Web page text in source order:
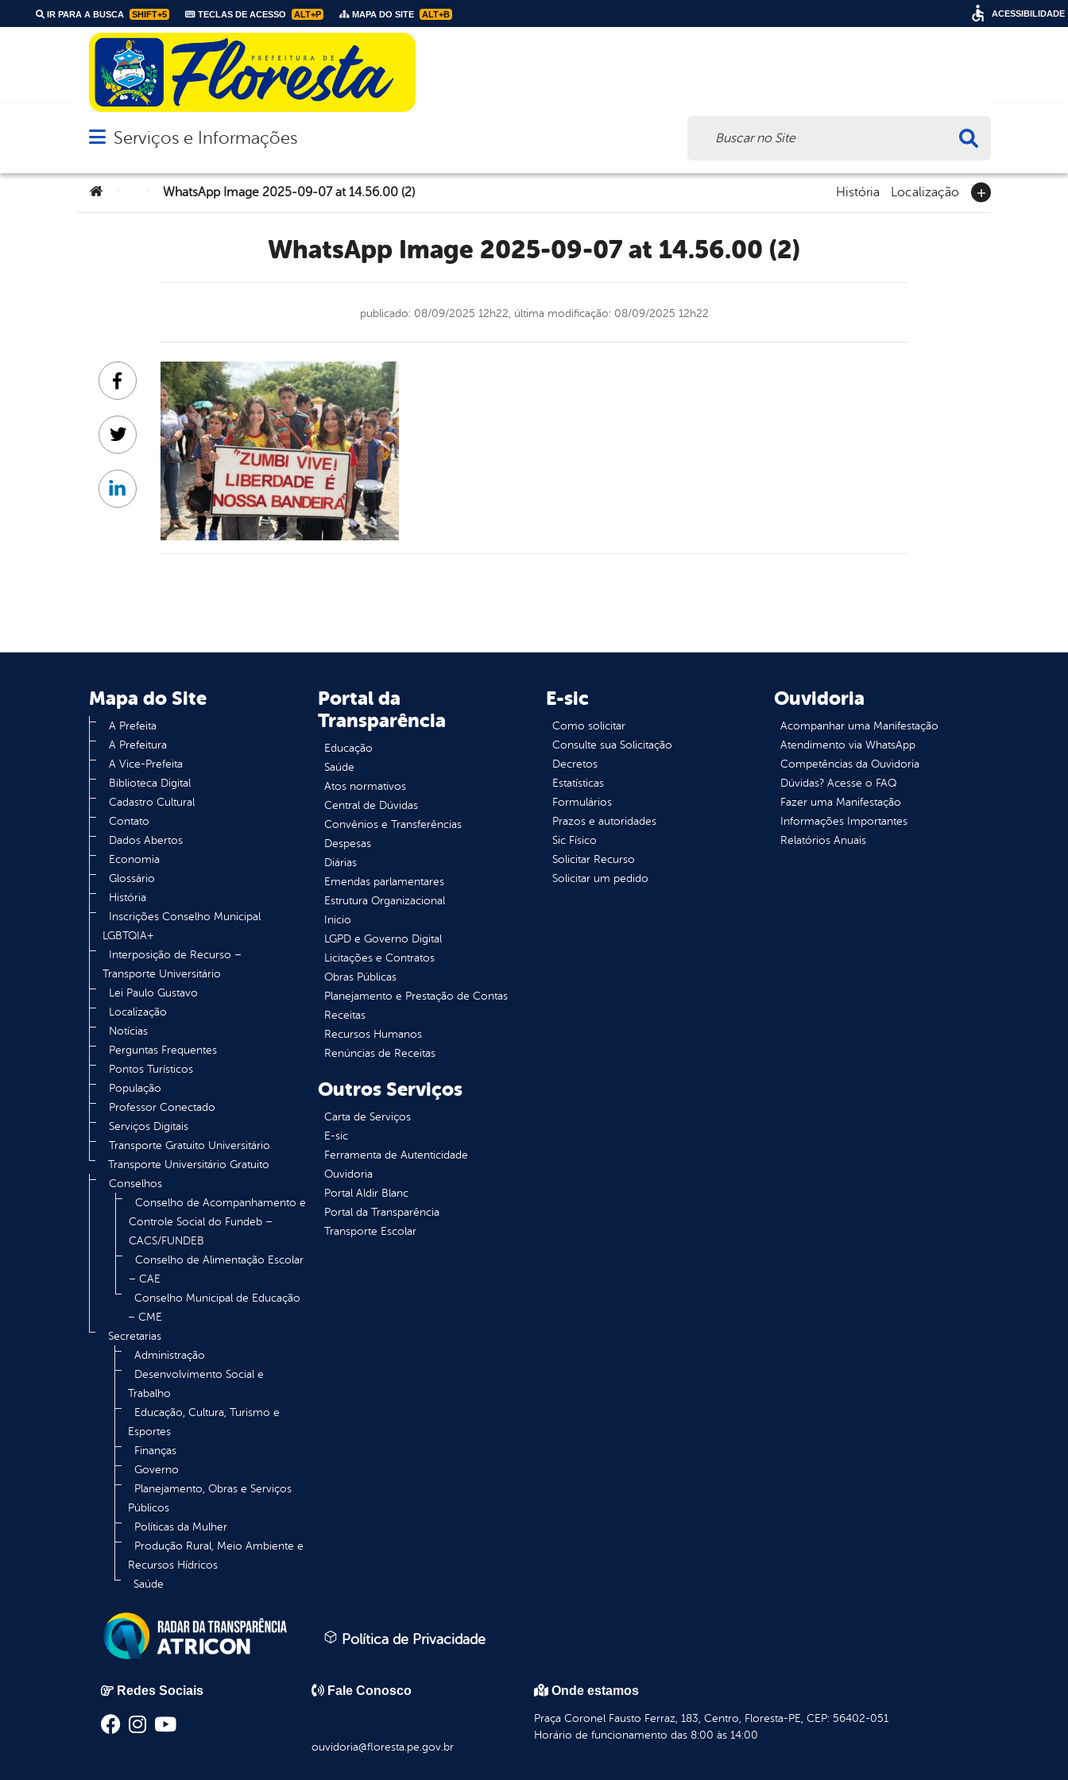
IR PARA A BUSCA SHIFT+5 TECLAS DE ACESSO ALT+P MAPA DO SITE ALT+B
Abrir menu principal de navegação
Serviços e Informações
Você está aqui:WhatsApp Image 2025-09-07 at 14.56.00 (2) História Localização
WhatsApp Image 2025-09-07 at 14.56.00 (2)
publicado: 08/09/2025 12h22, última modificação: 08/09/2025 12h22
Facebook
Twitter
Linkedin
Mapa do Site
A Prefeita
A Prefeitura
A Vice-Prefeita
Biblioteca Digital
Cadastro Cultural
Contato
Dados Abertos
Economia
Glossário
História
Inscrições Conselho Municipal
LGBTQIA+
Interposição de Recurso –
Transporte Universitário
Lei Paulo Gustavo
Localização
Notícias
Perguntas Frequentes
Pontos Turísticos
População
Professor Conectado
Serviços Digitais
Transporte Gratuito Universitário
Transporte Universitário Gratuito
Conselhos
Conselho de Acompanhamento e
Controle Social do Fundeb –
CACS/FUNDEB
Conselho de Alimentação Escolar
– CAE
Conselho Municipal de Educação
– CME
Secretarias
Administração
Desenvolvimento Social e
Trabalho
Educação, Cultura, Turismo e
Esportes
Finanças
Governo
Planejamento, Obras e Serviços
Públicos
Políticas da Mulher
Produção Rural, Meio Ambiente e
Recursos Hídricos
Saúde
Portal da
Transparência
Educação
Saúde
Atos normativos
Central de Dúvidas
Convênios e Transferências
Despesas
Diárias
Emendas parlamentares
Estrutura Organizacional
Inicio
LGPD e Governo Digital
Licitações e Contratos
Obras Públicas
Planejamento e Prestação de Contas
Receitas
Recursos Humanos
Renúncias de Receitas
E-sic
Como solicitar
Consulte sua Solicitação
Decretos
Estatísticas
Formulários
Prazos e autoridades
Sic Físico
Solicitar Recurso
Solicitar um pedido
Ouvidoria
Acompanhar uma Manifestação
Atendimento via WhatsApp
Competências da Ouvidoria
Dúvidas? Acesse o FAQ
Fazer uma Manifestação
Informações Importantes
Relatórios Anuais
Outros Serviços
Carta de Serviços
E-sic
Ferramenta de Autenticidade
Ouvidoria
Portal Aldir Blanc
Portal da Transparência
Transporte Escolar
Política de Privacidade
Redes Sociais Fale Conosco
ouvidoria@floresta.pe.gov.br
Onde estamos
Praça Coronel Fausto Ferraz, 183, Centro, Floresta-PE, CEP: 56402-051
Horário de funcionamento das 8:00 às 14:00
ACESSIBILIDADE